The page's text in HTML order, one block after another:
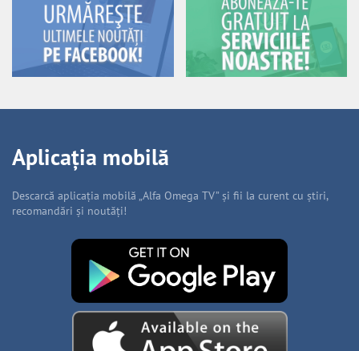
Aplicația mobilă
Descarcă aplicația mobilă „Alfa Omega TV” și fii la curent cu știri,
recomandări și noutăți!